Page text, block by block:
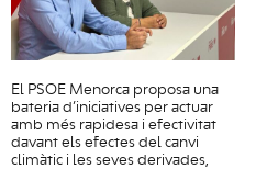
El PSOE Menorca proposa una
bateria d’iniciatives per actuar
amb més rapidesa i efectivitat
davant els efectes del canvi
climàtic i les seves derivades,